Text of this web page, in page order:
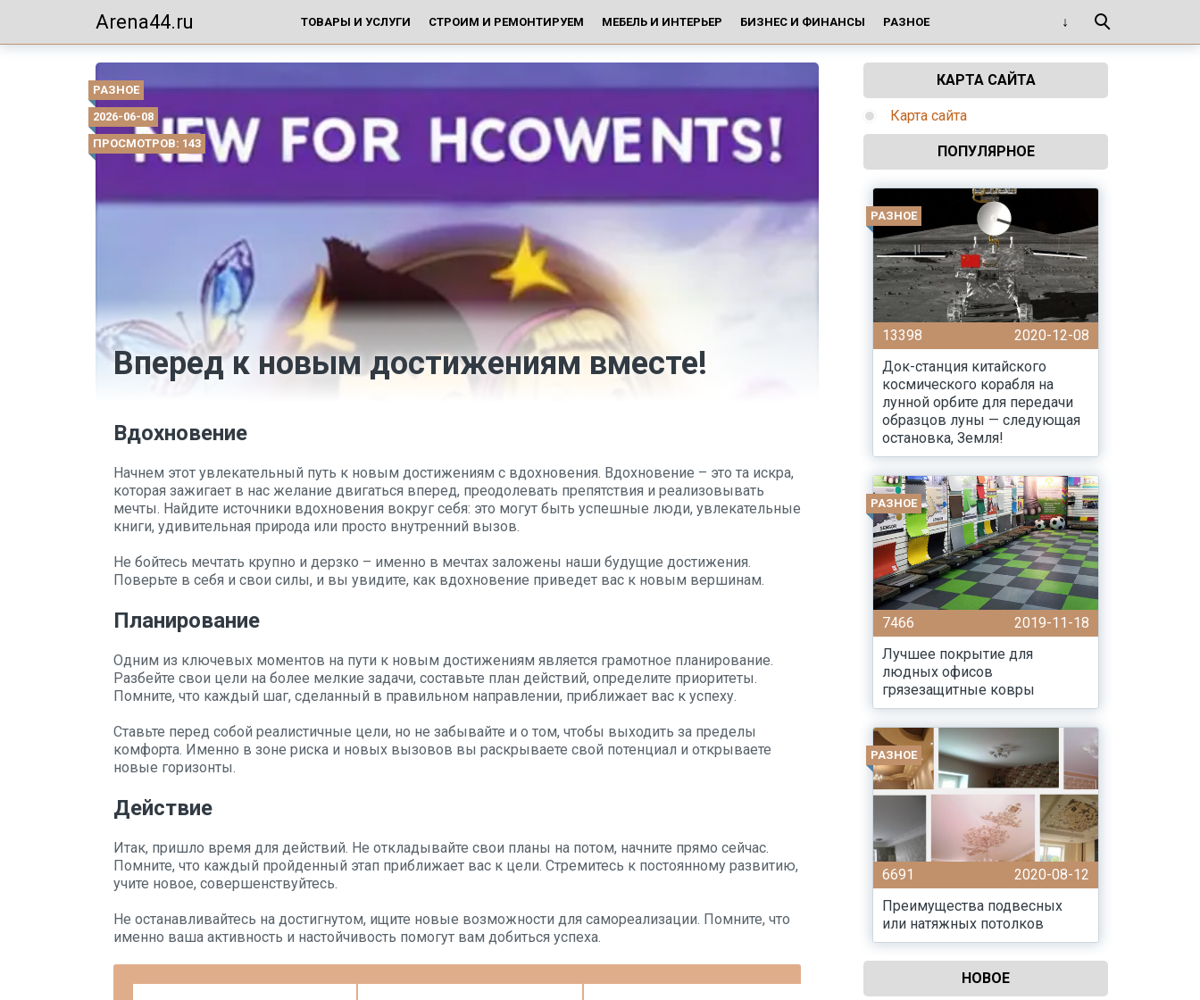
Arena44.ru ТОВАРЫ И УСЛУГИ СТРОИМ И РЕМОНТИРУЕМ МЕБЕЛЬ И ИНТЕРЬЕР БИЗНЕС И ФИНАНСЫ РАЗНОЕ
РАЗНОЕ
2026-06-08
ПРОСМОТРОВ: 143
Вперед к новым достижениям вместе!
Вдохновение
Начнем этот увлекательный путь к новым достижениям с вдохновения. Вдохновение – это та искра,
которая зажигает в нас желание двигаться вперед, преодолевать препятствия и реализовывать
мечты. Найдите источники вдохновения вокруг себя: это могут быть успешные люди, увлекательные
книги, удивительная природа или просто внутренний вызов.
Не бойтесь мечтать крупно и дерзко – именно в мечтах заложены наши будущие достижения.
Поверьте в себя и свои силы, и вы увидите, как вдохновение приведет вас к новым вершинам.
Планирование
Одним из ключевых моментов на пути к новым достижениям является грамотное планирование.
Разбейте свои цели на более мелкие задачи, составьте план действий, определите приоритеты.
Помните, что каждый шаг, сделанный в правильном направлении, приближает вас к успеху.
Ставьте перед собой реалистичные цели, но не забывайте и о том, чтобы выходить за пределы
комфорта. Именно в зоне риска и новых вызовов вы раскрываете свой потенциал и открываете
новые горизонты.
Действие
Итак, пришло время для действий. Не откладывайте свои планы на потом, начните прямо сейчас.
Помните, что каждый пройденный этап приближает вас к цели. Стремитесь к постоянному развитию,
учите новое, совершенствуйтесь.
Не останавливайтесь на достигнутом, ищите новые возможности для самореализации. Помните, что
именно ваша активность и настойчивость помогут вам добиться успеха.
КАРТА САЙТА
Карта сайта
ПОПУЛЯРНОЕ
РАЗНОЕ
13398
2020-12-08
Док-станция китайского
космического корабля на
лунной орбите для передачи
образцов луны — следующая
остановка, Земля!
РАЗНОЕ
7466
2019-11-18
Лучшее покрытие для
людных офисов
грязезащитные ковры
РАЗНОЕ
6691
2020-08-12
Преимущества подвесных
или натяжных потолков
НОВОЕ